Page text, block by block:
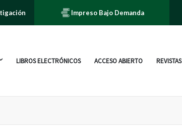
Impreso Bajo Demanda
LIBROS ELECTRÓNICOS ACCESO ABIERTO REVISTAS